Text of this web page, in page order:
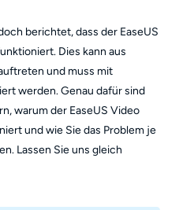
berichtet, dass der EaseUS
Dies kann aus
und muss mit
werden. Genau dafür sind
warum der EaseUS Video
und wie Sie das Problem je
Lassen Sie uns gleich